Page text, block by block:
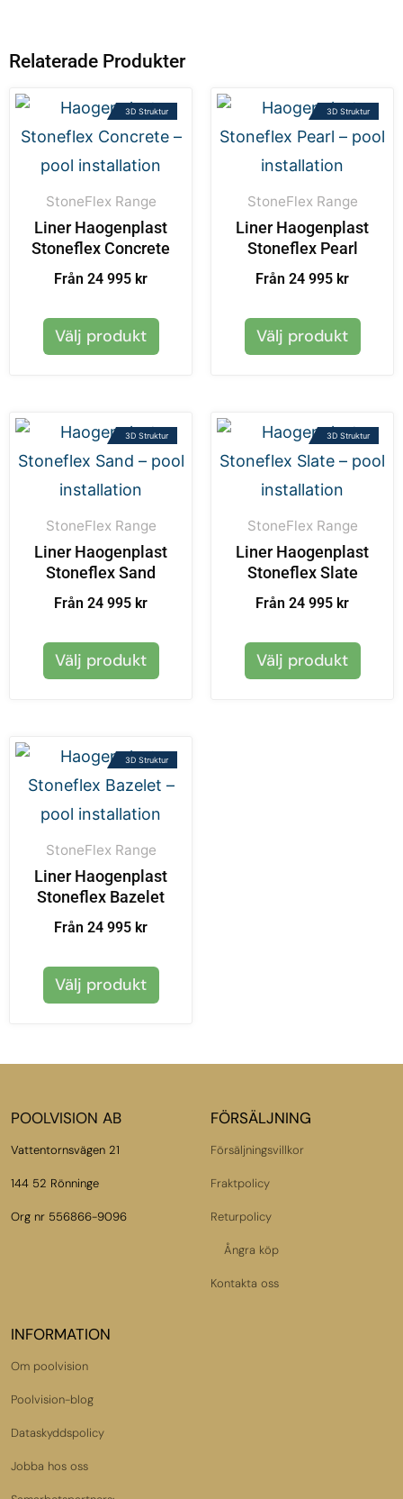
Relaterade Produkter
3D Struktur
StoneFlex Range
Liner Haogenplast
Stoneflex Concrete
Från 24 995 kr
Välj produkt
3D Struktur
StoneFlex Range
Liner Haogenplast
Stoneflex Pearl
Från 24 995 kr
Välj produkt
3D Struktur
StoneFlex Range
Liner Haogenplast
Stoneflex Sand
Från 24 995 kr
Välj produkt
3D Struktur
StoneFlex Range
Liner Haogenplast
Stoneflex Slate
Från 24 995 kr
Välj produkt
3D Struktur
StoneFlex Range
Liner Haogenplast
Stoneflex Bazelet
Från 24 995 kr
Välj produkt
POOLVISION AB
Vattentornsvägen 21
144 52 Rönninge
Org nr 556866-9096
FÖRSÄLJNING
Försäljningsvillkor
Fraktpolicy
Returpolicy
Ångra köp
Kontakta oss
INFORMATION
Om poolvision
Poolvision-blog
Dataskyddspolicy
Jobba hos oss